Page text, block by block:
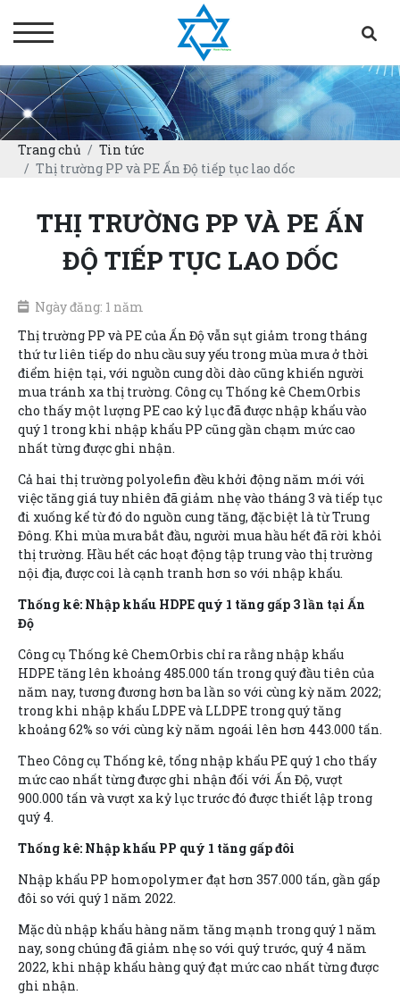
Trang chủ
Tin tức
Thị trường PP và PE Ấn Độ tiếp tục lao dốc
THỊ TRƯỜNG PP VÀ PE ẤN
ĐỘ TIẾP TỤC LAO DỐC
Ngày đăng: 1 năm
Thị trường PP và PE của Ấn Độ vẫn sụt giảm trong tháng
thứ tư liên tiếp do nhu cầu suy yếu trong mùa mưa ở thời
điểm hiện tại, với nguồn cung dồi dào cũng khiến người
mua tránh xa thị trường. Công cụ Thống kê ChemOrbis
cho thấy một lượng PE cao kỷ lục đã được nhập khẩu vào
quý 1 trong khi nhập khẩu PP cũng gần chạm mức cao
nhất từng được ghi nhận.
Cả hai thị trường polyolefin đều khởi động năm mới với
việc tăng giá tuy nhiên đã giảm nhẹ vào tháng 3 và tiếp tục
đi xuống kể từ đó do nguồn cung tăng, đặc biệt là từ Trung
Đông. Khi mùa mưa bắt đầu, người mua hầu hết đã rời khỏi
thị trường. Hầu hết các hoạt động tập trung vào thị trường
nội địa, được coi là cạnh tranh hơn so với nhập khẩu.
Thống kê: Nhập khẩu HDPE quý 1 tăng gấp 3 lần tại Ấn
Độ
Công cụ Thống kê ChemOrbis chỉ ra rằng nhập khẩu
HDPE tăng lên khoảng 485.000 tấn trong quý đầu tiên của
năm nay, tương đương hơn ba lần so với cùng kỳ năm 2022;
trong khi nhập khẩu LDPE và LLDPE trong quý tăng
khoảng 62% so với cùng kỳ năm ngoái lên hơn 443.000 tấn.
Theo Công cụ Thống kê, tổng nhập khẩu PE quý 1 cho thấy
mức cao nhất từng được ghi nhận đối với Ấn Độ, vượt
900.000 tấn và vượt xa kỷ lục trước đó được thiết lập trong
quý 4.
Thống kê: Nhập khẩu PP quý 1 tăng gấp đôi
Nhập khẩu PP homopolymer đạt hơn 357.000 tấn, gần gấp
đôi so với quý 1 năm 2022.
Mặc dù nhập khẩu hàng năm tăng mạnh trong quý 1 năm
nay, song chúng đã giảm nhẹ so với quý trước, quý 4 năm
2022, khi nhập khẩu hàng quý đạt mức cao nhất từng được
ghi nhận.